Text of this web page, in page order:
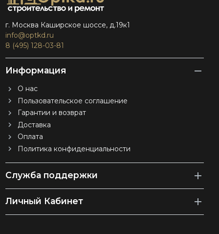
г. Москва Каширское шоссе, д.19к1
info@optkd.ru
8 (495) 128-03-81
Информация
О нас
Пользовательское соглашение
Гарантии и возврат
Доставка
Оплата
Политика конфиденциальности
Служба поддержки
Личный Кабинет